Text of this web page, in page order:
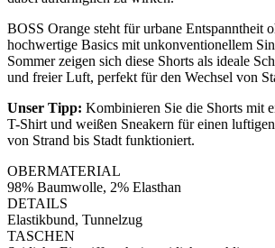
BOSS Orange steht für urbane Entspanntheit
hochwertige Basics mit unkonventionellem
Sommer zeigen sich diese Shorts als ideale
und freier Luft, perfekt für den Wechsel von
Unser Tipp: Kombinieren Sie die Shorts mit
T-Shirt und weißen Sneakern für einen
von Strand bis Stadt funktioniert.
OBERMATERIAL
98% Baumwolle, 2% Elasthan
DETAILS
Elastikbund, Tunnelzug
TASCHEN